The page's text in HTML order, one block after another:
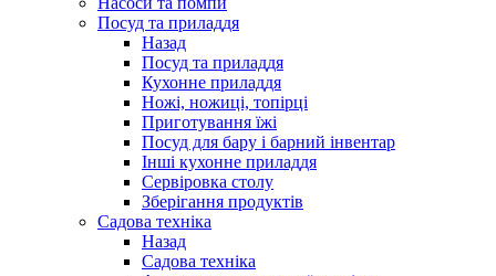
Посуд та приладдя
Назад
Посуд та приладдя
Кухонне приладдя
Ножі, ножиці, топірці
Приготування їжі
Посуд для бару і барний інвентар
Інші кухонне приладдя
Сервіровка столу
Зберігання продуктів
Садова техніка
Назад
Садова техніка